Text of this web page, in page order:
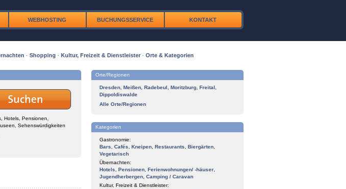
WEBHOSTING BUCHUNGSSERVICE KONTAKT
· Shopping · Kultur, Freizeit & Dienstleister · Orte & Kategorien
Hotels, Pensionen,
Sehenswürdigkeiten
Orte/Regionen
Dresden Meißen Radebeul Moritzburg Freital
Dippoldiswalde
Alle Orte/Regionen
Kategorien
Gastronomie:
Bars
Cafés Kneipen Restaurants Biergärten
Vegetarisch
Übernachten:
Hotels
Pensionen Ferienwohnungen/ -häuser
Jugendherbergen Camping / Caravan
Kultur, Freizeit & Dienstleister: